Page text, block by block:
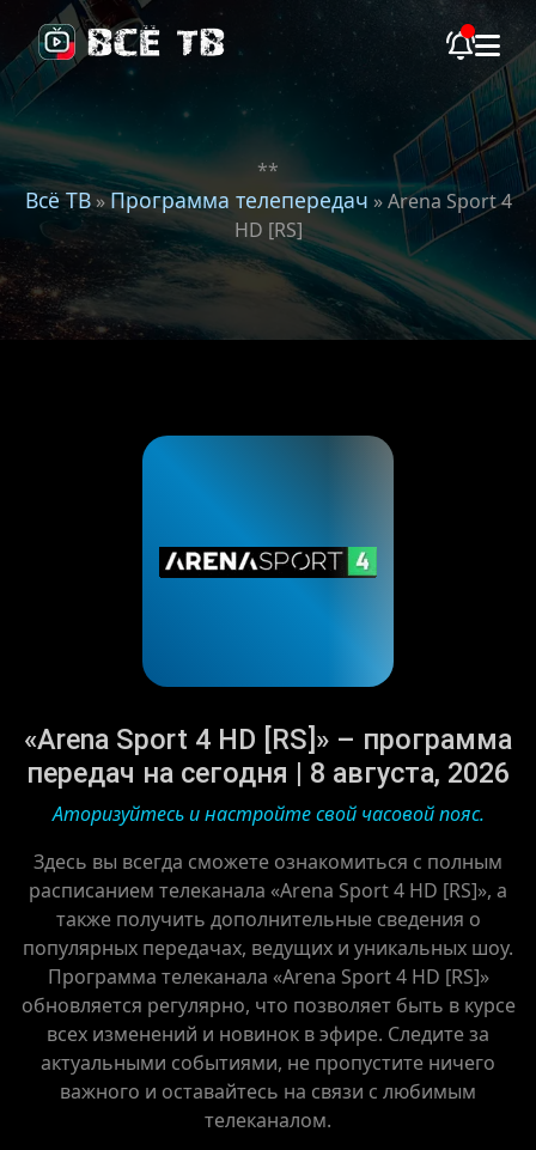
**
Всё ТВ»Программа телепередач » Arena Sport 4
HD [RS]
«Arena Sport 4 HD [RS]» – программа
передач на сегодня | 8 августа, 2026
Аторизуйтесь и настройте свой часовой пояс.
Здесь вы всегда сможете ознакомиться с полным
расписанием телеканала «Arena Sport 4 HD [RS]», а
также получить дополнительные сведения о
популярных передачах, ведущих и уникальных шоу.
Программа телеканала «Arena Sport 4 HD [RS]»
обновляется регулярно, что позволяет быть в курсе
всех изменений и новинок в эфире. Следите за
актуальными событиями, не пропустите ничего
важного и оставайтесь на связи с любимым
телеканалом.